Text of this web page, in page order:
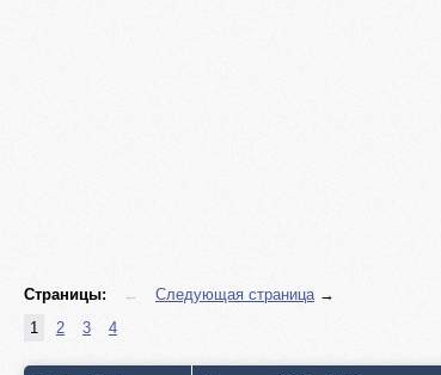
Страницы: ← Следующая страница→
1
2 3 4